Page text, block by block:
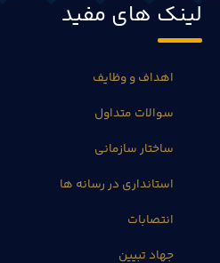
لینک های مفید
اهداف و وظایف
سوالات متداول
ساختار سازمانی
استانداری در رسانه ها
انتصابات
جهاد تبیین